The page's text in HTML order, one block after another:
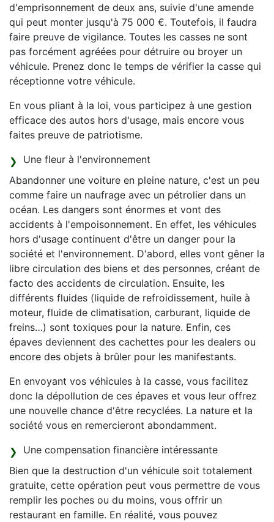
d'emprisonnement de deux ans, suivie d'une amende
qui peut monter jusqu'à 75 000 €. Toutefois, il faudra
faire preuve de vigilance. Toutes les casses ne sont
pas forcément agréées pour détruire ou broyer un
véhicule. Prenez donc le temps de vérifier la casse qui
réceptionne votre véhicule.
En vous pliant à la loi, vous participez à une gestion
efficace des autos hors d'usage, mais encore vous
faites preuve de patriotisme.
Une fleur à l'environnement
Abandonner une voiture en pleine nature, c'est un peu
comme faire un naufrage avec un pétrolier dans un
océan. Les dangers sont énormes et vont des
accidents à l'empoisonnement. En effet, les véhicules
hors d'usage continuent d'être un danger pour la
société et l'environnement. D'abord, elles vont gêner la
libre circulation des biens et des personnes, créant de
facto des accidents de circulation. Ensuite, les
différents fluides (liquide de refroidissement, huile à
moteur, fluide de climatisation, carburant, liquide de
freins…) sont toxiques pour la nature. Enfin, ces
épaves deviennent des cachettes pour les dealers ou
encore des objets à brûler pour les manifestants.
En envoyant vos véhicules à la casse, vous facilitez
donc la dépollution de ces épaves et vous leur offrez
une nouvelle chance d'être recyclées. La nature et la
société vous en remercieront abondamment.
Une compensation financière intéressante
Bien que la destruction d'un véhicule soit totalement
gratuite, cette opération peut vous permettre de vous
remplir les poches ou du moins, vous offrir un
restaurant en famille. En réalité, vous pouvez